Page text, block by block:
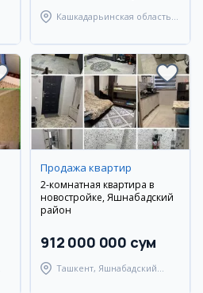
Кашкадарьинская область,
Продажа квартир
2-комнатная квартира в
новостройке, Яшнабадский
район
912 000 000 сум
Ташкент, Яшнабадский